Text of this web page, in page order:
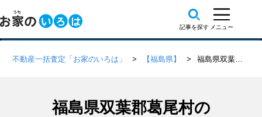
不動産一括査定「お家のいろは」 【福島県】 福島県双葉郡葛尾村の不動産会社 口コミ・評判一覧
福島県双葉郡葛尾村の